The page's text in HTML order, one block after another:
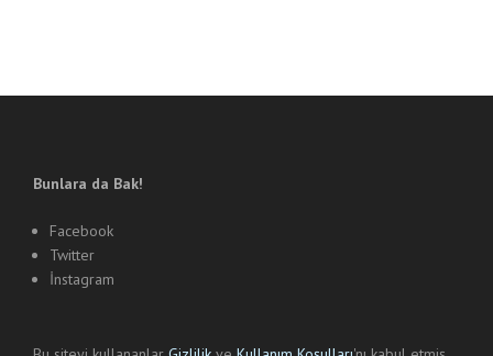
Bunlara da Bak!
Facebook
Twitter
İnstagram